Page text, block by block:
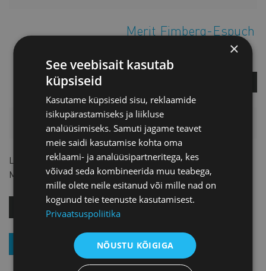
Merit Fimberg-Espuch
Projektijuht
HINNAKIRI
Liikmetele19 € + KM
Mitteliikmetele 39 € + KM
OSTA KOHE!
ASTU LIIKMEKS
×
See veebisait kasutab
küpsiseid
Kasutame küpsiseid sisu, reklaamide
isikupärastamiseks ja liikluse
analüüsimiseks. Samuti jagame teavet
meie saidi kasutamise kohta oma
reklaami- ja analüüsipartneritega, kes
võivad seda kombineerida muu teabega,
mille olete neile esitanud või mille nad on
kogunud teie teenuste kasutamisest.
Privaatsuspoliitika
NÕUSTU KÕIGIGA